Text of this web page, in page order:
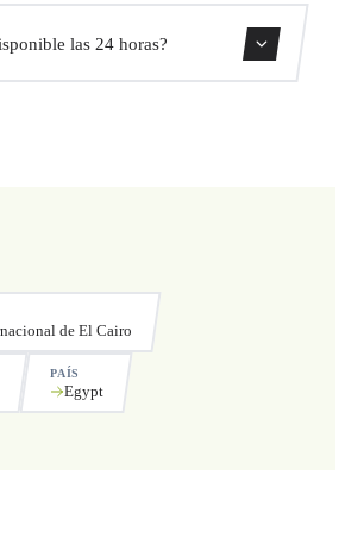
las 24 horas?
de El Cairo
PAÍS
Egypt